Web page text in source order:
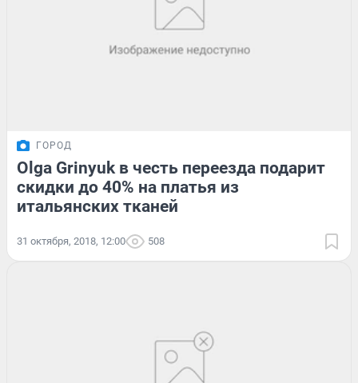
ГОРОД
Olga Grinyuk в честь переезда подарит
скидки до 40% на платья из
итальянских тканей
31 октября, 2018, 12:00 508